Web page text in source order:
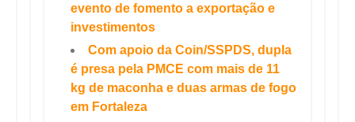
evento de fomento a exportação e
investimentos
Com apoio da Coin/SSPDS, dupla
é presa pela PMCE com mais de 11
kg de maconha e duas armas de fogo
em Fortaleza